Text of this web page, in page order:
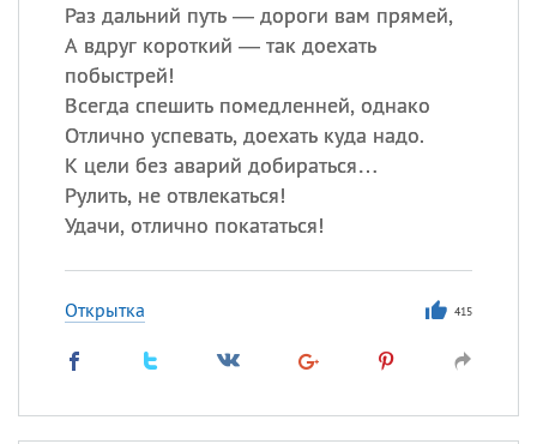
Раз дальний путь — дороги вам прямей,
А вдруг короткий — так доехать
побыстрей!
Всегда спешить помедленней, однако
Отлично успевать, доехать куда надо.
К цели без аварий добираться…
Рулить, не отвлекаться!
Удачи, отлично покататься!
Открытка 415